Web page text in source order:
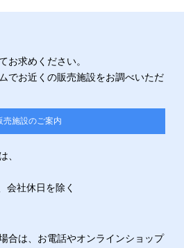
お求めください。
でお近くの販売施設をお調べいただ
売施設のご案内
、
会社休日を除く
合は、お電話やオンラインショップ